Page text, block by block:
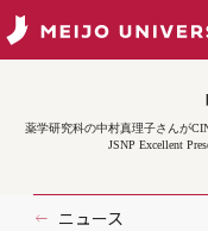
薬学研究科の中村真理子さんが
JSNP Excellent
ニュース